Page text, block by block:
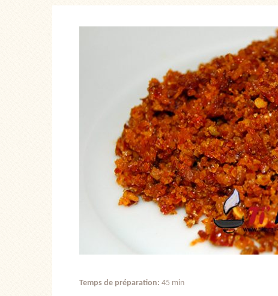
Temps de préparation: 45 min